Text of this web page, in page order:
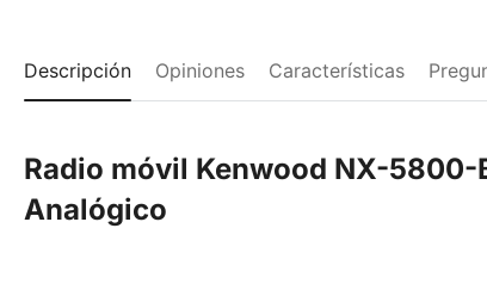
Descripción Opiniones Características
Radio móvil Kenwood NX-
Analógico